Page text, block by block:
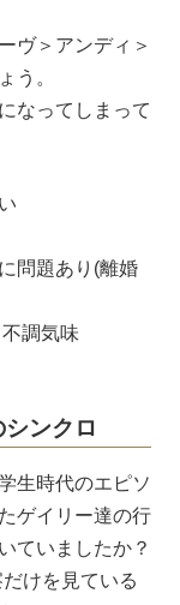
ヴ＞アンディ＞
う。
なってしまって
問題あり(離婚
調気味
ンクロ
生時代のエピソ
ゲイリー達の行
ていましたか？
けを見ている